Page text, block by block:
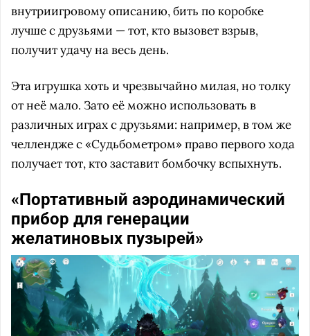
внутриигровому описанию, бить по коробке
лучше с друзьями — тот, кто вызовет взрыв,
получит удачу на весь день.
Эта игрушка хоть и чрезвычайно милая, но толку
от неё мало. Зато её можно использовать в
различных играх с друзьями: например, в том же
челлендже с «Судьбометром» право первого хода
получает тот, кто заставит бомбочку вспыхнуть.
«Портативный аэродинамический
прибор для генерации
желатиновых пузырей»